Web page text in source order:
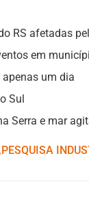
RS afetadas
em
um dia
Sul
Serra e mar
,ㅤ PESQUISA